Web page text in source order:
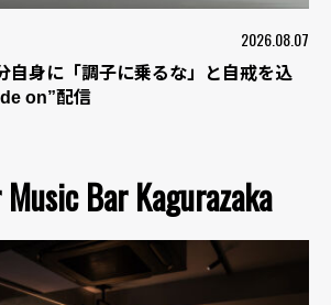
2026.08.07
自身に「調子に乗るな」と自戒を込
on”配信
Bar Kagurazaka